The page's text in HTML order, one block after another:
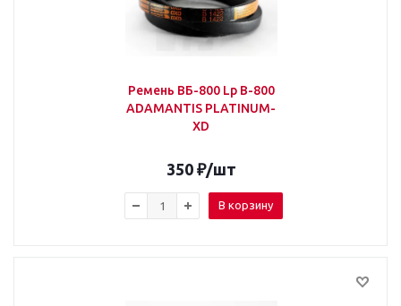
Ремень ВБ-800 Lp B-800
ADAMANTIS PLATINUM-
XD
350₽/шт
В корзину